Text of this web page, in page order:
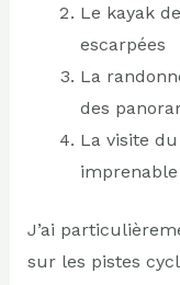
Le kayak
escarpées
La
des
La visite
imprenable
J’ai
sur les pistes